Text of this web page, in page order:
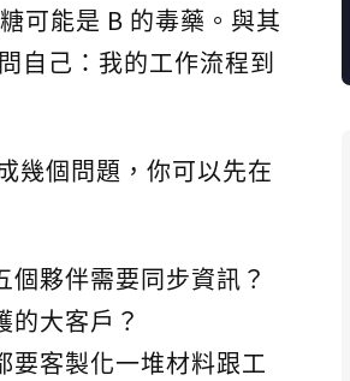
可能是 B 的毒藥。與其
自己：我的工作流程到
幾個問題，你可以先在
夥伴需要同步資訊？
的大客戶？
要客製化一堆材料跟工